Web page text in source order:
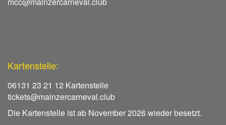
Kartenstelle:
06131 23 21 12 Kartenstelle
tickets@mainzercarneval.club
Die Kartenstelle ist ab November 2026 wieder besetzt.